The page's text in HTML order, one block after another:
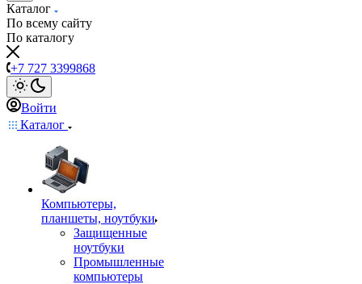
Каталог
По всему сайту
По каталогу
+7 727 3399868
Войти
Каталог
Компьютеры,
планшеты, ноутбуки
Защищенные
ноутбуки
Промышленные
компьютеры